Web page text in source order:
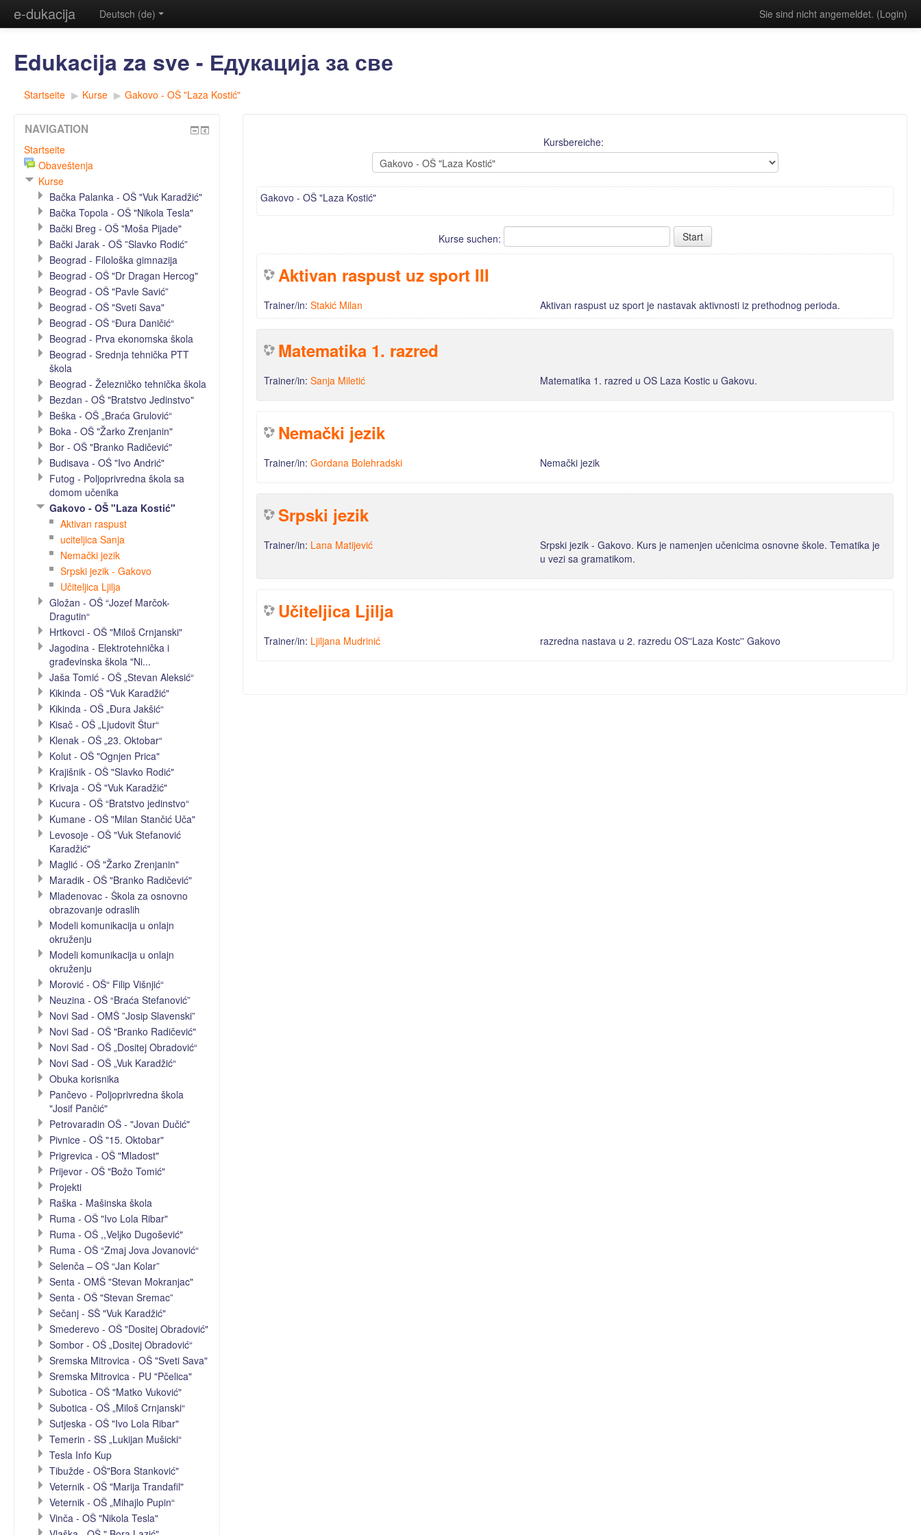
e-dukacija Sie sind nicht angemeldet. (Login)
Deutsch (de)
Edukacija za sve - Едукација за све
Startseite ▶ Kurse ▶ Gakovo - OŠ "Laza Kostić"
Kursbereiche:
Gakovo - OŠ "Laza Kostić"
Kurse suchen:
Aktivan raspust uz sport III
Aktivan raspust uz sport je nastavak aktivnosti iz prethodnog perioda.
Trainer/in:Stakić Milan
Matematika 1. razred
Matematika 1. razred u OS Laza Kostic u Gakovu.
Trainer/in:Sanja Miletić
Nemački jezik
Nemački jezik
Trainer/in:Gordana Bolehradski
Srpski jezik
Srpski jezik - Gakovo. Kurs je namenjen učenicima osnovne škole. Tematika je
u vezi sa gramatikom.
Trainer/in: Lana Matijević
Učiteljica Ljilja
razredna nastava u 2. razredu OS''Laza Kostc'' Gakovo
Trainer/in: Ljiljana Mudrinić
NAVIGATION
Startseite
Obaveštenja
Kurse
Bačka Palanka - OŠ "Vuk Karadžić"
Bačka Topola - OŠ "Nikola Tesla"
Bački Breg - OŠ "Moša Pijade"
Bački Jarak - OŠ ”Slavko Rodić”
Beograd - Filološka gimnazija
Beograd - OŠ "Dr Dragan Hercog"
Beograd - OŠ "Pavle Savić”
Beograd - OŠ "Sveti Sava"
Beograd - OŠ “Đura Daničić“
Beograd - Prva ekonomska škola
Beograd - Srednja tehnička PTT
škola
Beograd - Železničko tehnička škola
Bezdan - OŠ "Bratstvo Jedinstvo"
Beška - OŠ „Braća Grulović“
Boka - OŠ "Žarko Zrenjanin"
Bor - OŠ "Branko Radičević"
Budisava - OŠ "Ivo Andrić"
Futog - Poljoprivredna škola sa
domom učenika
Gakovo - OŠ "Laza Kostić"
Aktivan raspust
uciteljica Sanja
Nemački jezik
Srpski jezik - Gakovo
Učiteljica Ljilja
Gložan - OŠ “Jozef Marčok-
Dragutin“
Hrtkovci - OŠ "Miloš Crnjanski"
Jagodina - Elektrotehnička i
građevinska škola "Ni...
Jaša Tomić - OŠ „Stevan Aleksić“
Kikinda - OŠ "Vuk Karadžić"
Kikinda - OŠ „Đura Jakšić“
Kisač - OŠ „Ljudovit Štur“
Klenak - OŠ „23. Oktobar“
Kolut - OŠ "Ognjen Prica"
Krajišnik - OŠ "Slavko Rodić"
Krivaja - OŠ "Vuk Karadžić"
Kucura - OŠ “Bratstvo jedinstvo“
Kumane - OŠ "Milan Stančić Uča"
Levosoje - OŠ "Vuk Stefanović
Karadžić"
Maglić - OŠ "Žarko Zrenjanin"
Maradik - OŠ "Branko Radičević"
Mladenovac - Škola za osnovno
obrazovanje odraslih
Modeli komunikacija u onlajn
okruženju
Modeli komunikacija u onlajn
okruženju
Morović - OŠ“ Filip Višnjić“
Neuzina - OŠ “Braća Stefanović”
Novi Sad - OMŠ ”Josip Slavenski”
Novi Sad - OŠ "Branko Radičević"
Novi Sad - OŠ „Dositej Obradović“
Novi Sad - OŠ „Vuk Karadžić“
Obuka korisnika
Pančevo - Poljoprivredna škola
"Josif Pančić"
Petrovaradin OŠ - "Jovan Dučić"
Pivnice - OŠ "15. Oktobar"
Prigrevica - OŠ "Mladost"
Prijevor - OŠ "Božo Tomić"
Projekti
Raška - Mašinska škola
Ruma - OŠ "Ivo Lola Ribar"
Ruma - OŠ ,,Velјko Dugošević"
Ruma - OŠ “Zmaj Jova Jovanović“
Selenča – OŠ “Jan Kolar”
Senta - OMŠ "Stevan Mokranjac"
Senta - OŠ "Stevan Sremac”
Sečanj - SŠ "Vuk Karadžić"
Smederevo - OŠ "Dositej Obradović"
Sombor - OŠ „Dositej Obradović“
Sremska Mitrovica - OŠ "Sveti Sava"
Sremska Mitrovica - PU "Pčelica"
Subotica - OŠ "Matko Vuković"
Subotica - OŠ „Miloš Crnjanski“
Sutjeska - OŠ "Ivo Lola Ribar"
Temerin - SS „Lukijan Mušicki“
Tesla Info Kup
Tibužde - OŠ"Bora Stanković"
Veternik - OŠ "Marija Trandafil"
Veternik - OŠ „Mihajlo Pupin“
Vinča - OŠ "Nikola Tesla"